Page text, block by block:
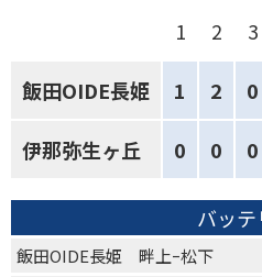
1 2 3
飯田OIDE長姫 1 2 0
伊那弥生ヶ丘 0 0 0
バッテ
飯田OIDE長姫
畔上ｰ松下